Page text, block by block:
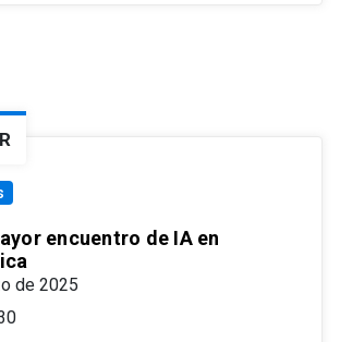
encuentro de IA en
de 2025